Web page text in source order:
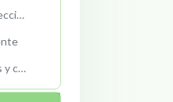
Quiz: Tipos de contratación y elección
Quiz: Responsabilidades, riesgos y cliente